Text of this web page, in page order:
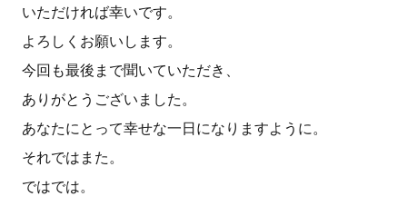
いただければ幸いです。
よろしくお願いします。
今回も最後まで聞いていただき、
ありがとうございました。
あなたにとって幸せな一日になりますように。
それではまた。
ではでは。